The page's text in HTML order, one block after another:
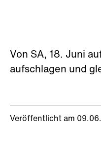
Veröffentlicht am
Von SA, 18. Juni
aufschlagen und